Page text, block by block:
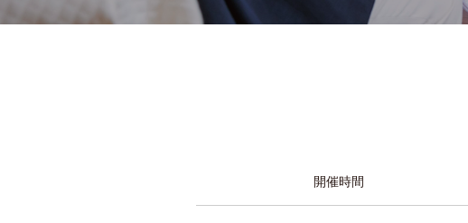
開催時間